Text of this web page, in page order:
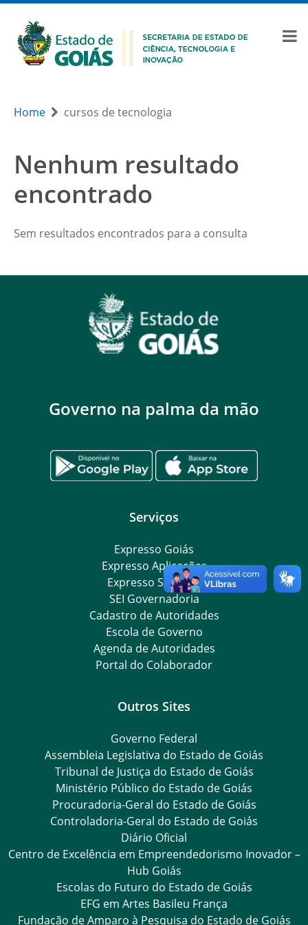
Home cursos de tecnologia
Nenhum resultado
encontrado
Sem resultados encontrados para a consulta
Governo na palma da mão
Serviços
Expresso Goiás
Expresso Aplicações
Expresso Servidor
SEI Governadoria
Cadastro de Autoridades
Escola de Governo
Agenda de Autoridades
Portal do Colaborador
Outros Sites
Governo Federal
Assembleia Legislativa do Estado de Goiás
Tribunal de Justiça do Estado de Goiás
Ministério Público do Estado de Goiás
Procuradoria-Geral do Estado de Goiás
Controladoria-Geral do Estado de Goiás
Diário Oficial
Centro de Excelência em Empreendedorismo Inovador –
Hub Goiás
Escolas do Futuro do Estado de Goiás
EFG em Artes Basileu França
Fundação de Amparo à Pesquisa do Estado de Goiás